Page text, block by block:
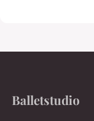
Balletstudio